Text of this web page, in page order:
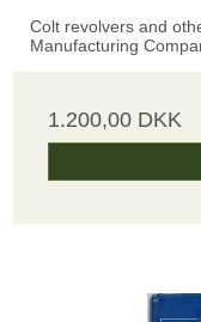
Colt revolvers and
Manufacturing
1.200,00 DKK